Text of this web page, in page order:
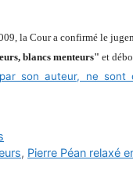
la Cour a confirmé le
blancs menteurs" et
son auteur, ne sont
, Pierre Péan relaxé